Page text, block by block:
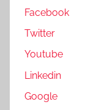
Facebook
Twitter
Youtube
Linkedin
Google